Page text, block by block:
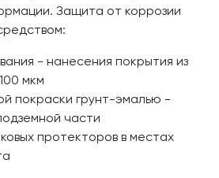
Защита от коррозии
- нанесения покрытия из
мкм
покраски грунт-эмалью -
части
протекторов в местах